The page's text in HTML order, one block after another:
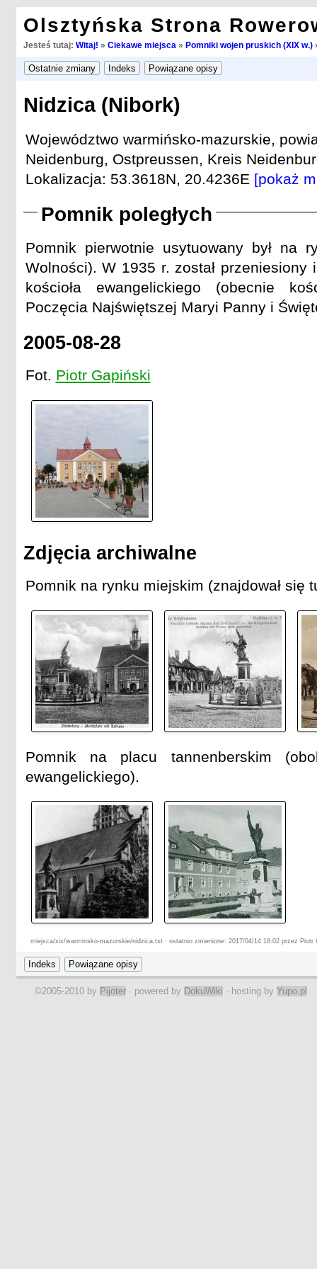
Olsztyńska Strona
Jesteś tutaj: Witaj! » Ciekawe miejsca » Pomniki wojen pruskich (XIX w.)
Nidzica (Nibork)
Województwo warmińsko-mazurskie,
Neidenburg, Ostpreussen, Kreis
Lokalizacja: 53.3618N, 20.4236E [pokaż
Pomnik poległych
Pomnik pierwotnie usytuowany był na
Wolności). W 1935 r. został przeniesiony
kościoła ewangelickiego (obecnie
Poczęcia Najświętszej Maryi Panny i
2005-08-28
Fot. Piotr Gapiński
Zdjęcia archiwalne
Pomnik na rynku miejskim (znajdował się
Pomnik na placu tannenberskim
ewangelickiego).
miejsca/xix/warminsko-mazurskie/nidzica.txt · ostatnio zmienione: 2017/04/14 18:02 przez Piotr
©2005-2010 by Pijoter · powered by DokuWiki · hosting by Yupo.pl